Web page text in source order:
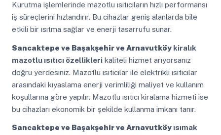
Kurutma işlemlerinde mazotlu ısıtıcıların hızlı performansı
iş süreçlerini hızlandırır. Bu cihazlar geniş alanlarda bile
etkili bir ısıtma sağlar ve enerji tasarrufu sunar.
Sancaktepe ve Başakşehir ve Arnavutköykiralık
mazotlu ısıtıcı özelliklerikaliteli hizmet arıyorsanız
doğru yerdesiniz. Mazotlu ısıtıcılar ile elektrikli ısıtıcılar
arasındaki kıyaslama enerji verimliliği maliyet ve kullanım
koşullarına göre yapılır. Mazotlu ısıtıcı kiralama hizmeti ise
bu cihazları ekonomik bir şekilde kullanma imkanı tanır.
Sancaktepe ve Başakşehir ve Arnavutköyısımak